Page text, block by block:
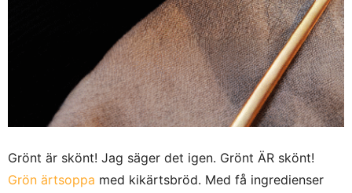
Grönt är skönt! Jag säger det igen. Grönt ÄR skönt!
Grön ärtsoppa med kikärtsbröd. Med få ingredienser